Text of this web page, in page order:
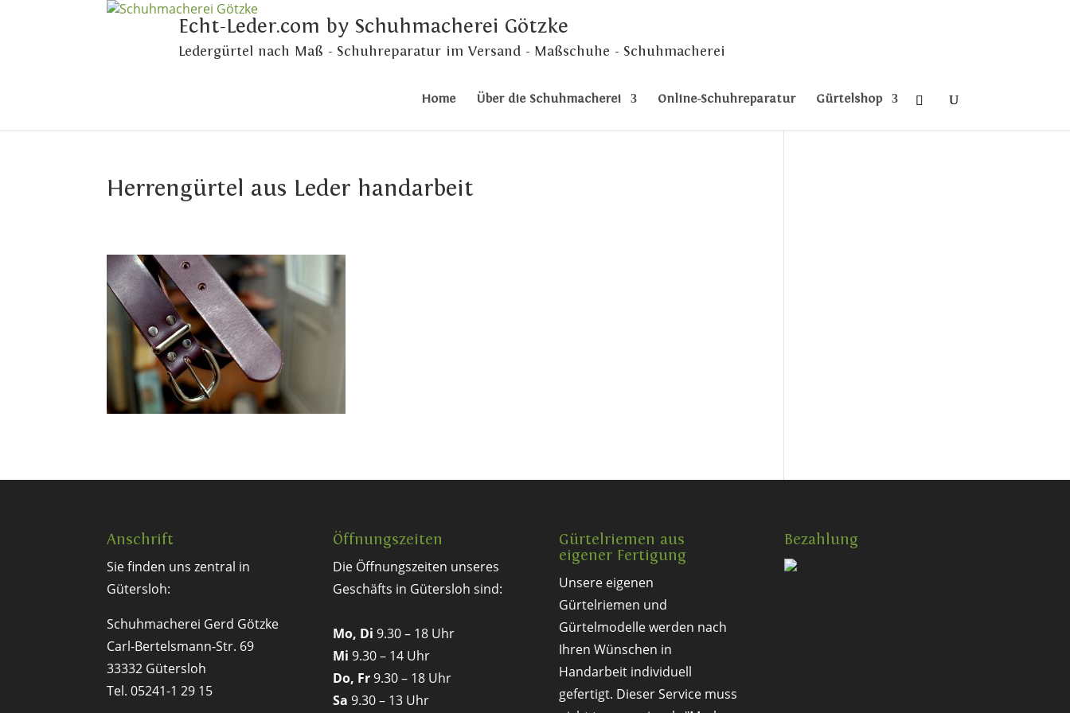
Echt-Leder.com by Schuhmacherei Götzke
Ledergürtel nach Maß - Schuhreparatur im Versand - Maßschuhe - Schuhmacherei
Home Über die Schuhmacherei Online-Schuhreparatur Gürtelshop
Herrengürtel aus Leder handarbeit
Anschrift
Sie finden uns zentral in
Gütersloh:
Schuhmacherei Gerd Götzke
Carl-Bertelsmann-Str. 69
33332 Gütersloh
Tel. 05241-1 29 15
Öffnungszeiten
Die Öffnungszeiten unseres
Geschäfts in Gütersloh sind:
Mo, Di 9.30 – 18 Uhr
Mi 9.30 – 14 Uhr
Do, Fr9.30 – 18 Uhr
Sa 9.30 – 13 Uhr
Gürtelriemen aus
eigener Fertigung
Unsere eigenen
Gürtelriemen und
Gürtelmodelle werden nach
Ihren Wünschen in
Handarbeit individuell
gefertigt. Dieser Service muss
Bezahlung